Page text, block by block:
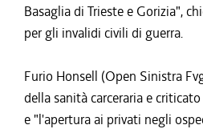
Basaglia di Trieste e Gorizia",
per gli invalidi civili di guerra.
Furio Honsell (Open Sinistra
della sanità carceraria e
e "l'apertura ai privati negli